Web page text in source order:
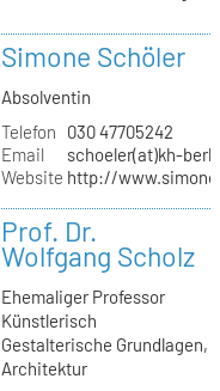
Simone Schöler
Absolventin
Telefon
030 47705242
Email
schoeler(at)kh-
Website http://
Prof. Dr.
Wolfgang Scholz
Ehemaliger Professor
Künstlerisch
Gestalterische Grundlagen,
Architektur